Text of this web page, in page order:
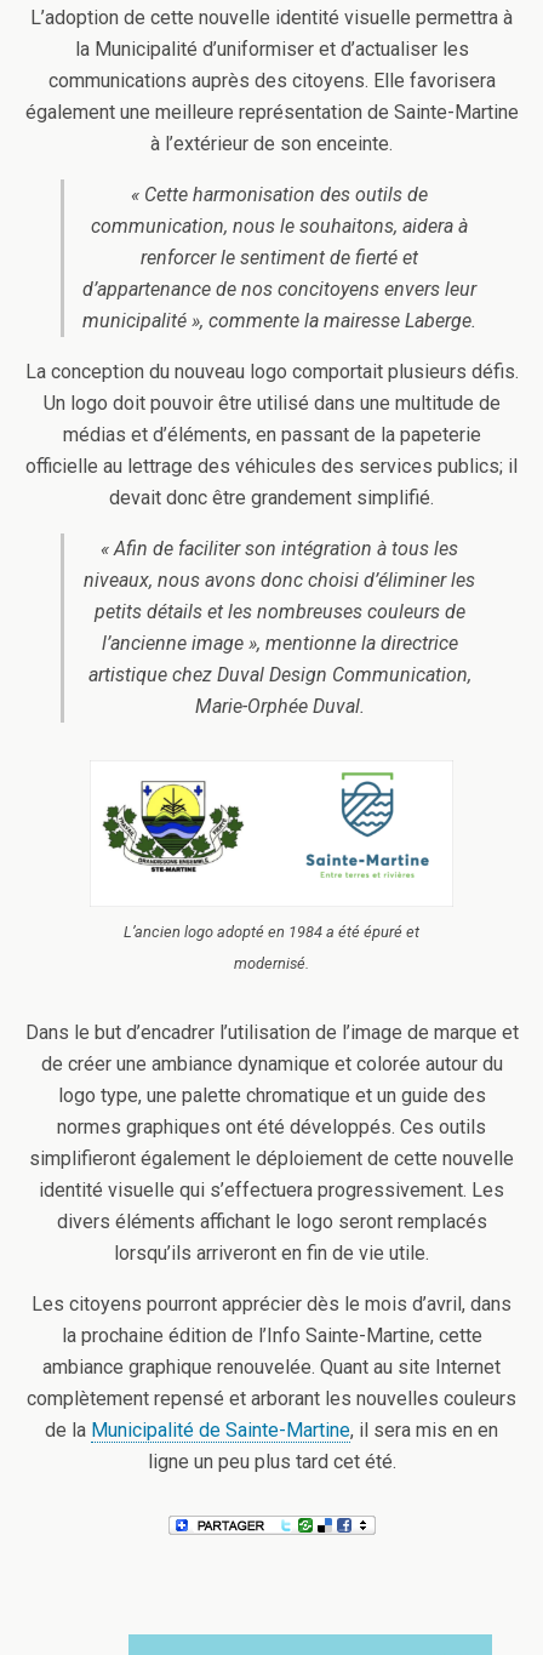
L’adoption de cette nouvelle identité visuelle permettra à
la Municipalité d’uniformiser et d’actualiser les
communications auprès des citoyens. Elle favorisera
également une meilleure représentation de Sainte-Martine
à l’extérieur de son enceinte.
« Cette harmonisation des outils de
communication, nous le souhaitons, aidera à
renforcer le sentiment de fierté et
d’appartenance de nos concitoyens envers leur
municipalité », commente la mairesse Laberge.
La conception du nouveau logo comportait plusieurs défis.
Un logo doit pouvoir être utilisé dans une multitude de
médias et d’éléments, en passant de la papeterie
officielle au lettrage des véhicules des services publics; il
devait donc être grandement simplifié.
« Afin de faciliter son intégration à tous les
niveaux, nous avons donc choisi d’éliminer les
petits détails et les nombreuses couleurs de
l’ancienne image », mentionne la directrice
artistique chez Duval Design Communication,
Marie-Orphée Duval.
L’ancien logo adopté en 1984 a été épuré et
modernisé.
Dans le but d’encadrer l’utilisation de l’image de marque et
de créer une ambiance dynamique et colorée autour du
logo type, une palette chromatique et un guide des
normes graphiques ont été développés. Ces outils
simplifieront également le déploiement de cette nouvelle
identité visuelle qui s’effectuera progressivement. Les
divers éléments affichant le logo seront remplacés
lorsqu’ils arriveront en fin de vie utile.
Les citoyens pourront apprécier dès le mois d’avril, dans
la prochaine édition de l’Info Sainte-Martine, cette
ambiance graphique renouvelée. Quant au site Internet
complètement repensé et arborant les nouvelles couleurs
de la Municipalité de Sainte-Martine, il sera mis en en
ligne un peu plus tard cet été.